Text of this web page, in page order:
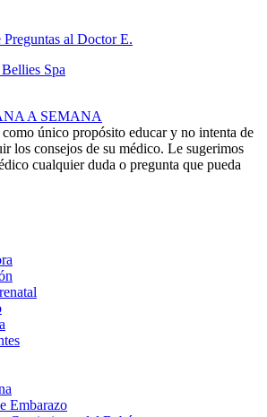
al Doctor E.
A SEMANA
único propósito educar y no intenta de
los consejos de su médico. Le sugerimos
cualquier duda o pregunta que pueda
Embarazo